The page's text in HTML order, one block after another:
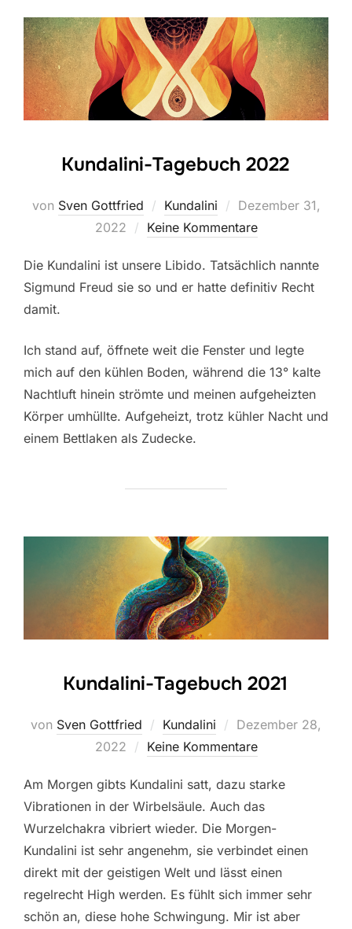
Kundalini-Tagebuch 2022
von Sven Gottfried Kundalini
Veröffentlicht
am
Dezember 31,
2022
Keine Kommentare
Die Kundalini ist unsere Libido. Tatsächlich nannte
Sigmund Freud sie so und er hatte definitiv Recht
damit.
Ich stand auf, öffnete weit die Fenster und legte
mich auf den kühlen Boden, während die 13° kalte
Nachtluft hinein strömte und meinen aufgeheizten
Körper umhüllte. Aufgeheizt, trotz kühler Nacht und
einem Bettlaken als Zudecke.
Kundalini-Tagebuch 2021
von Sven Gottfried Kundalini
Veröffentlicht
am
Dezember 28,
2022
Keine Kommentare
Am Morgen gibts Kundalini satt, dazu starke
Vibrationen in der Wirbelsäule. Auch das
Wurzelchakra vibriert wieder. Die Morgen-
Kundalini ist sehr angenehm, sie verbindet einen
direkt mit der geistigen Welt und lässt einen
regelrecht High werden. Es fühlt sich immer sehr
schön an, diese hohe Schwingung. Mir ist aber